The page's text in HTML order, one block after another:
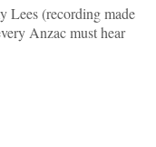
(recording made
Anzac must hear